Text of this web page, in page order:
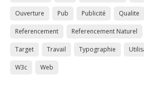
Ouverture Pub Publicité Qualite
Referencement Referencement Naturel
Target Travail Typographie
W3c Web